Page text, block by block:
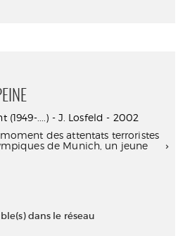
(1949-....) - J. Losfeld - 2002
moment des attentats terroristes
de Munich, un jeune
dans le réseau